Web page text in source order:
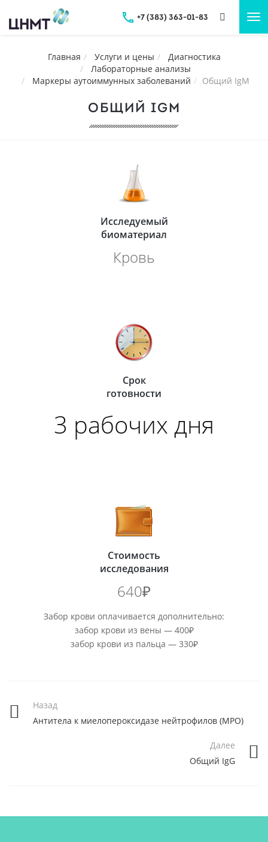
+7 (383) 363-01-83
Главная Услуги и цены
Диагностика
Лабораторные анализы
Маркеры аутоиммунных заболеваний
Общий IgM
ОБЩИЙ IGM
Исследуемый
биоматериал
Кровь
Срок
готовности
3 рабочих дня
Стоимость
исследования
640₽
Забор крови оплачивается дополнительно:
забор крови из вены — 400₽
забор крови из пальца — 330₽
Назад
Антитела к миелопероксидазе нейтрофилов (МРО)
Далее
Общий IgG